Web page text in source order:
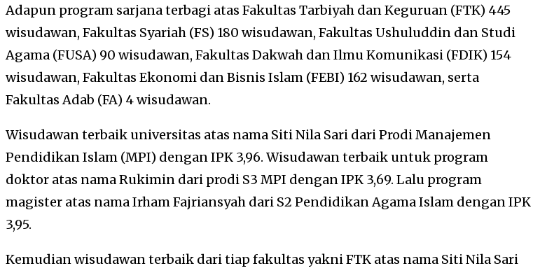
Adapun program sarjana terbagi atas Fakultas Tarbiyah dan Keguruan (FTK) 445
wisudawan, Fakultas Syariah (FS) 180 wisudawan, Fakultas Ushuluddin dan Studi
Agama (FUSA) 90 wisudawan, Fakultas Dakwah dan Ilmu Komunikasi (FDIK) 154
wisudawan, Fakultas Ekonomi dan Bisnis Islam (FEBI) 162 wisudawan, serta
Fakultas Adab (FA) 4 wisudawan.
Wisudawan terbaik universitas atas nama Siti Nila Sari dari Prodi Manajemen
Pendidikan Islam (MPI) dengan IPK 3,96. Wisudawan terbaik untuk program
doktor atas nama Rukimin dari prodi S3 MPI dengan IPK 3,69. Lalu program
magister atas nama Irham Fajriansyah dari S2 Pendidikan Agama Islam dengan IPK
3,95.
Kemudian wisudawan terbaik dari tiap fakultas yakni FTK atas nama Siti Nila Sari